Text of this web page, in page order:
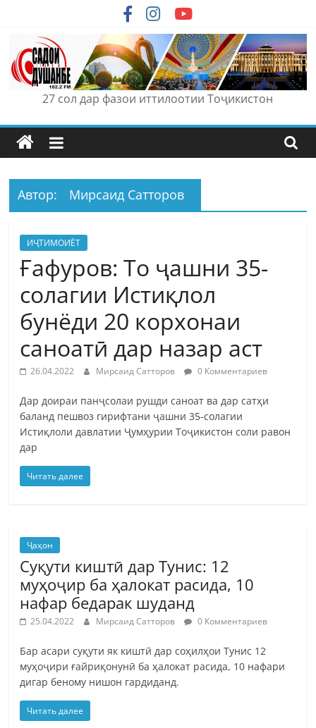
content
27 сол дар фазои иттилоотии Тоҷикистон
Автор: Мирсаид Сатторов
ИҶТИМОИЁТ
Ғафуров: То ҷашни 35-
солагии Истиқлол
бунёди 20 корхонаи
саноатӣ дар назар аст
26.04.2022 Мирсаид Сатторов 0 Комментариев
Дар доираи панҷсолаи рушди саноат ва дар сатҳи
баланд пешвоз гирифтани ҷашни 35-солагии
Истиқлоли давлатии Ҷумҳурии Тоҷикистон соли равон
дар
Читать далее
Ҷаҳон
Суқути киштӣ дар Тунис: 12
муҳоҷир ба ҳалокат расида, 10
нафар бедарак шуданд
25.04.2022 Мирсаид Сатторов 0 Комментариев
Бар асари суқути як киштӣ дар соҳилҳои Тунис 12
муҳоҷири ғайриқонунӣ ба ҳалокат расида, 10 нафари
дигар беному нишон гардиданд.
Читать далее